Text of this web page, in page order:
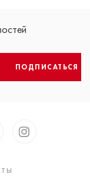
ПОДПИСАТЬСЯ